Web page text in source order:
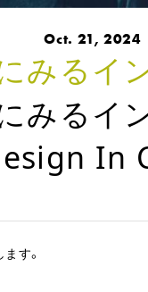
Oct. 21, 2024
みるイ
みるイ
In
す。